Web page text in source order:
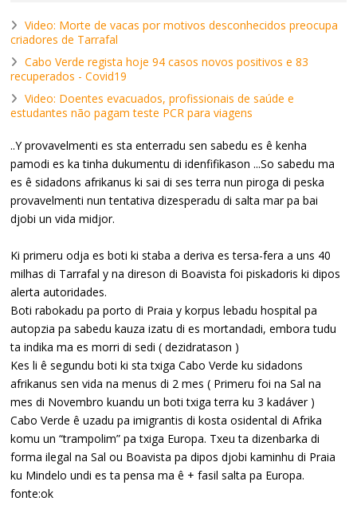
Video: Morte de vacas por motivos desconhecidos preocupa
criadores de Tarrafal
Cabo Verde regista hoje 94 casos novos positivos e 83
recuperados - Covid19
Video: Doentes evacuados, profissionais de saúde e
estudantes não pagam teste PCR para viagens
..Y provavelmenti es sta enterradu sen sabedu es ê kenha
pamodi es ka tinha dukumentu di idenfifikason ...So sabedu ma
es ê sidadons afrikanus ki sai di ses terra nun piroga di peska
provavelmenti nun tentativa dizesperadu di salta mar pa bai
djobi un vida midjor.
Ki primeru odja es boti ki staba a deriva es tersa-fera a uns 40
milhas di Tarrafal y na direson di Boavista foi piskadoris ki dipos
alerta autoridades.
Boti rabokadu pa porto di Praia y korpus lebadu hospital pa
autopzia pa sabedu kauza izatu di es mortandadi, embora tudu
ta indika ma es morri di sedi ( dezidratason )
Kes li ê segundu boti ki sta txiga Cabo Verde ku sidadons
afrikanus sen vida na menus di 2 mes ( Primeru foi na Sal na
mes di Novembro kuandu un boti txiga terra ku 3 kadáver )
Cabo Verde ê uzadu pa imigrantis di kosta osidental di Afrika
komu un “trampolim” pa txiga Europa. Txeu ta dizenbarka di
forma ilegal na Sal ou Boavista pa dipos djobi kaminhu di Praia
ku Mindelo undi es ta pensa ma ê + fasil salta pa Europa.
fonte:ok